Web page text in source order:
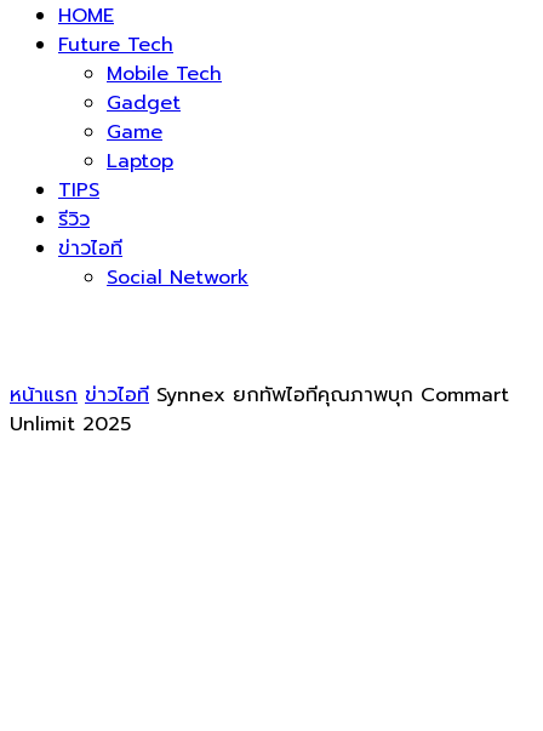
HOME
Future Tech
Mobile Tech
Gadget
Game
Laptop
TIPS
รีวิว
ข่าวไอที
Social Network
หน้าแรก ข่าวไอที Synnex ยกทัพไอทีคุณภาพบุก Commart
Unlimit 2025